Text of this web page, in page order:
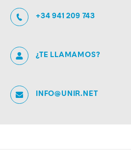
+34 941 209 743
¿TE LLAMAMOS?
INFO@UNIR.NET